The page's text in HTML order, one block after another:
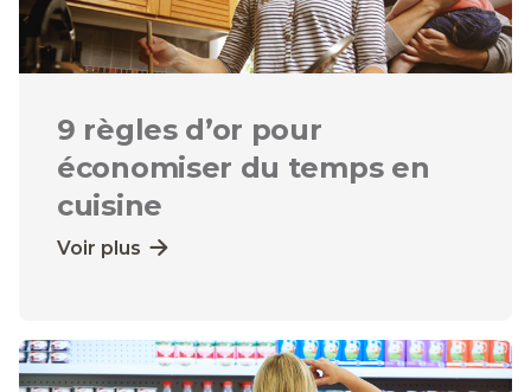
9 règles d’or pour
économiser du temps en
cuisine
Voir plus